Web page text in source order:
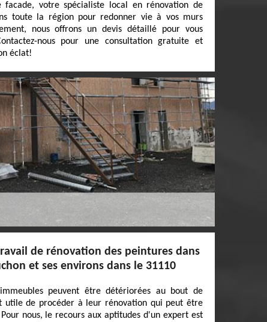
facade, votre spécialiste local en rénovation de
toute la région pour redonner vie à vos murs
nous offrons un devis détaillé pour vous
nous pour une consultation gratuite et
éclat!
de rénovation des peintures dans
et ses environs dans le 31110
peuvent être détériorées au bout de
utile de procéder à leur rénovation qui peut être
nous, le recours aux aptitudes d'un expert est